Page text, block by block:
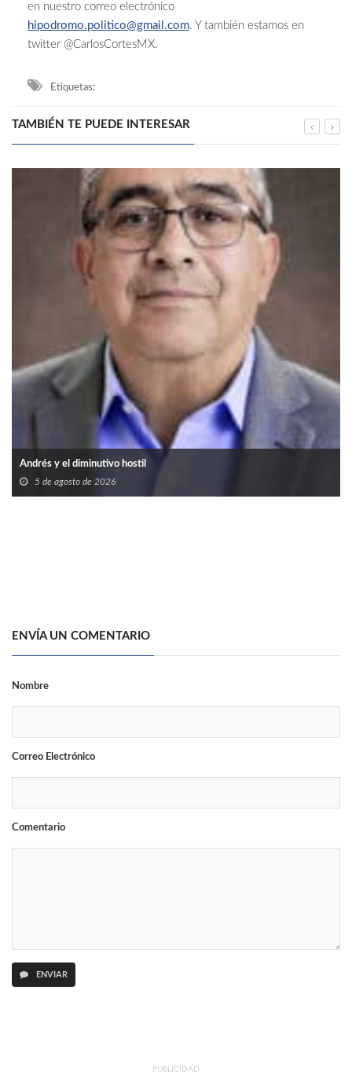
en nuestro correo electrónico
hipodromo.politico@gmail.com. Y también estamos en
twitter @CarlosCortesMX.
Etiquetas:
TAMBIÉN TE PUEDE INTERESAR
Andrés y el diminutivo hostil
5 de agosto de 2026
ENVÍA UN COMENTARIO
Nombre
Correo Electrónico
Comentario
ENVIAR
PUBLICIDAD